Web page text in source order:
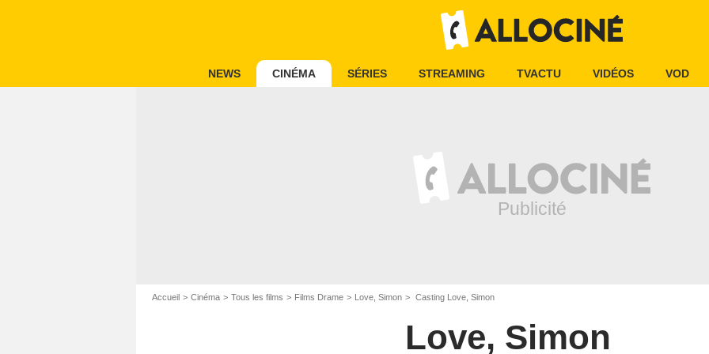
NEWS CINÉMA SÉRIES STREAMING TVACTU VIDÉOS VOD
Accueil Cinéma Tous les films Films Drame Love, Simon Casting Love, Simon
Love, Simon